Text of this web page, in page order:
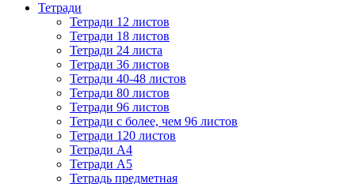
Тетради
Тетради 12 листов
Тетради 18 листов
Тетради 24 листа
Тетради 36 листов
Тетради 40-48 листов
Тетради 80 листов
Тетради 96 листов
Тетради с более, чем 96 листов
Тетради 120 листов
Тетради А4
Тетради А5
Тетрадь предметная